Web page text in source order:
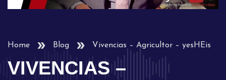
Home Blog Vivencias – Agricultor – yesHEis
VIVENCIAS –